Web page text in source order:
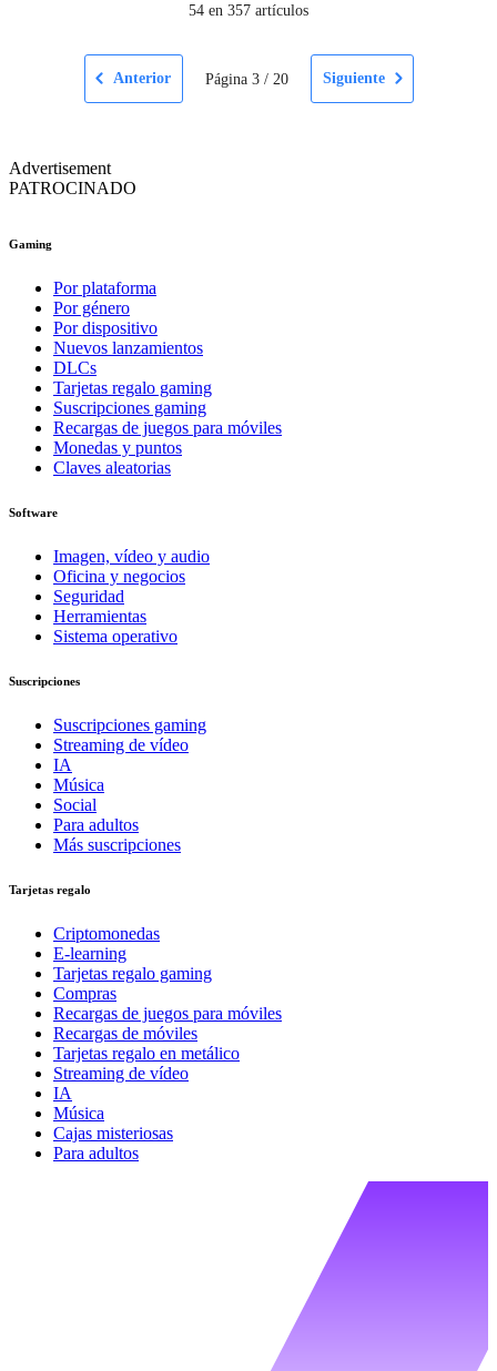
54 en 357 artículos
Anterior Página 3/ 20 Siguiente
Advertisement
PATROCINADO
Gaming
Por plataforma
Por género
Por dispositivo
Nuevos lanzamientos
DLCs
Tarjetas regalo gaming
Suscripciones gaming
Recargas de juegos para móviles
Monedas y puntos
Claves aleatorias
Software
Imagen, vídeo y audio
Oficina y negocios
Seguridad
Herramientas
Sistema operativo
Suscripciones
Suscripciones gaming
Streaming de vídeo
IA
Música
Social
Para adultos
Más suscripciones
Tarjetas regalo
Criptomonedas
E-learning
Tarjetas regalo gaming
Compras
Recargas de juegos para móviles
Recargas de móviles
Tarjetas regalo en metálico
Streaming de vídeo
IA
Música
Cajas misteriosas
Para adultos